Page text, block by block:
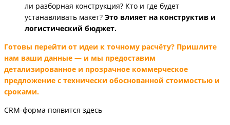
ли разборная конструкция? Кто и где будет
устанавливать макет? Это влияет на конструктив и
логистический бюджет.
Готовы перейти от идеи к точному расчёту? Пришлите
нам ваши данные — и мы предоставим
детализированное и прозрачное коммерческое
предложение с технически обоснованной стоимостью и
сроками.
CRM-форма появится здесь